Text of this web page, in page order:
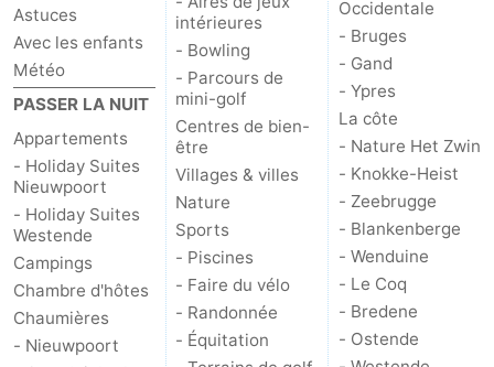
Astuces
Avec les enfants
Météo
PASSER LA NUIT
Appartements
- Holiday Suites
Nieuwpoort
- Holiday Suites
Westende
Campings
Chambre d'hôtes
Chaumières
- Nieuwpoort
intérieures
- Bowling
- Parcours de
mini-golf
Centres de bien-
être
Villages & villes
Nature
Sports
- Piscines
- Faire du vélo
- Randonnée
- Équitation
Occidentale
- Bruges
- Gand
- Ypres
La côte
- Nature Het Zwin
- Knokke-Heist
- Zeebrugge
- Blankenberge
- Wenduine
- Le Coq
- Bredene
- Ostende